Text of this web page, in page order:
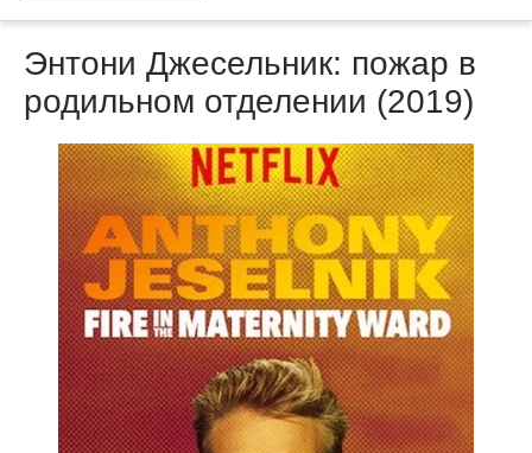
Энтони Джесельник: пожар в
родильном отделении (2019)